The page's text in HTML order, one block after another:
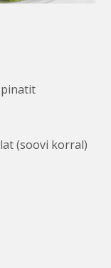
(soovi korral)